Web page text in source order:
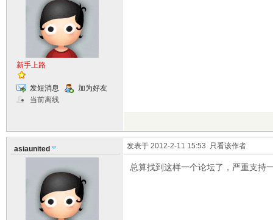
新手上路
发短消息
加为好友
当前离线
asiaunited 发表于 2012-2-11 15:53 只看该作者
总算找到这样一个论坛了，严重支持